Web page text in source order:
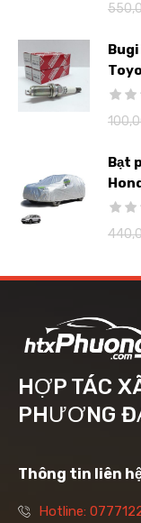
Bạt
HỢP TÁC
PHƯƠNG
Thông tin liên
Hotline: